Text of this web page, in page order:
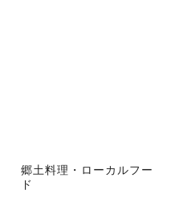
郷土料理・ローカルフー
ド